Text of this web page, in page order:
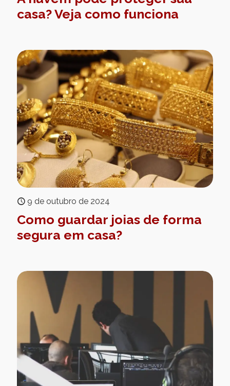
casa? Veja como funciona
9 de outubro de 2024
Como guardar joias de forma
segura em casa?